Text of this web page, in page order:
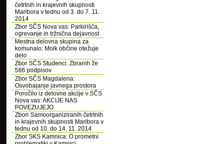
četrtnih in krajevnih skupnosti
Maribora v tednu od 3. do 7. 11.
2014
Zbor SČS Nova vas: Parkirišča,
ogrevanje in tržnična dejavnost
Mestna delovna skupina za
komunalo: Molk občine otežuje
delo
Zbor SČS Studenci: Zbranih že
586 podpisov
Zbor SČS Magdalena:
Osvobajanje javnega prostora
Poročilo iz delovne akcije v SČS
Nova vas: AKCIJE NAS
POVEZUJEJO
Zbori Samoorganiziranih četrtnih
in krajevnih skupnosti Maribora v
tednu od 10. do 14. 11. 2014
Zbor SKS Kamnica: O prometni